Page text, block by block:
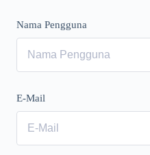
Nama Pengguna
E-Mail